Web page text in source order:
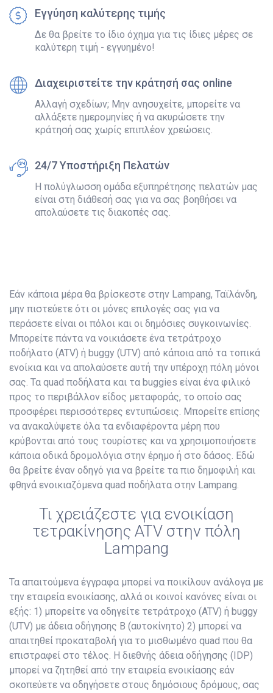
Εγγύηση καλύτερης τιμής
Δε θα βρείτε το ίδιο όχημα για τις ίδιες μέρες σε
καλύτερη τιμή - εγγυημένο!
Διαχειριστείτε την κράτησή σας online
Αλλαγή σχεδίων; Μην ανησυχείτε, μπορείτε να
αλλάξετε ημερομηνίες ή να ακυρώσετε την
κράτησή σας χωρίς επιπλέον χρεώσεις.
24/7 Υποστήριξη Πελατών
Η πολύγλωσση ομάδα εξυπηρέτησης πελατών μας
είναι στη διάθεσή σας για να σας βοηθήσει να
απολαύσετε τις διακοπές σας.
Εάν κάποια μέρα θα βρίσκεστε στην Lampang, Ταϊλάνδη,
μην πιστεύετε ότι οι μόνες επιλογές σας για να
περάσετε είναι οι πόλοι και οι δημόσιες συγκοινωνίες.
Μπορείτε πάντα να νοικιάσετε ένα τετράτροχο
ποδήλατο (ATV) ή buggy (UTV) από κάποια από τα τοπικά
ενοίκια και να απολαύσετε αυτή την υπέροχη πόλη μόνοι
σας. Τα quad ποδήλατα και τα buggies είναι ένα φιλικό
προς το περιβάλλον είδος μεταφοράς, το οποίο σας
προσφέρει περισσότερες εντυπώσεις. Μπορείτε επίσης
να ανακαλύψετε όλα τα ενδιαφέροντα μέρη που
κρύβονται από τους τουρίστες και να χρησιμοποιήσετε
κάποια οδικά δρομολόγια στην έρημο ή στο δάσος. Εδώ
θα βρείτε έναν οδηγό για να βρείτε τα πιο δημοφιλή και
φθηνά ενοικιαζόμενα quad ποδήλατα στην Lampang.
Τι χρειάζεστε για ενοικίαση
τετρακίνησης ATV στην πόλη
Lampang
Τα απαιτούμενα έγγραφα μπορεί να ποικίλουν ανάλογα με
την εταιρεία ενοικίασης, αλλά οι κοινοί κανόνες είναι οι
εξής: 1) μπορείτε να οδηγείτε τετράτροχο (ATV) ή buggy
(UTV) με άδεια οδήγησης B (αυτοκίνητο) 2) μπορεί να
απαιτηθεί προκαταβολή για το μισθωμένο quad που θα
επιστραφεί στο τέλος. Η διεθνής άδεια οδήγησης (IDP)
μπορεί να ζητηθεί από την εταιρεία ενοικίασης εάν
σκοπεύετε να οδηγήσετε στους δημόσιους δρόμους, σας